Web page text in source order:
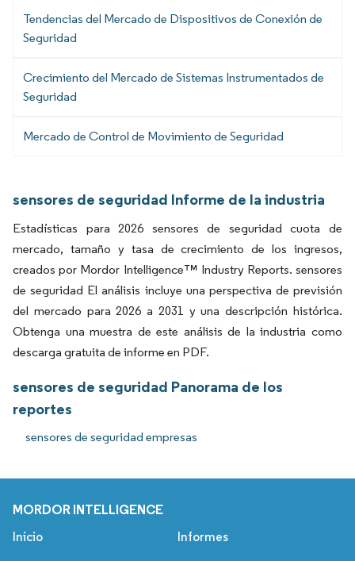
Tendencias del Mercado de Dispositivos de Conexión de
Seguridad
Crecimiento del Mercado de Sistemas Instrumentados de
Seguridad
Mercado de Control de Movimiento de Seguridad
sensores de seguridad Informe de la industria
Estadísticas para 2026 sensores de seguridad cuota de
mercado, tamaño y tasa de crecimiento de los ingresos,
creados por Mordor Intelligence™ Industry Reports. sensores
de seguridad El análisis incluye una perspectiva de previsión
del mercado para 2026 a 2031 y una descripción histórica.
Obtenga una muestra de este análisis de la industria como
descarga gratuita de informe en PDF.
sensores de seguridad Panorama de los
reportes
sensores de seguridad empresas
MORDOR INTELLIGENCE
Inicio Informes